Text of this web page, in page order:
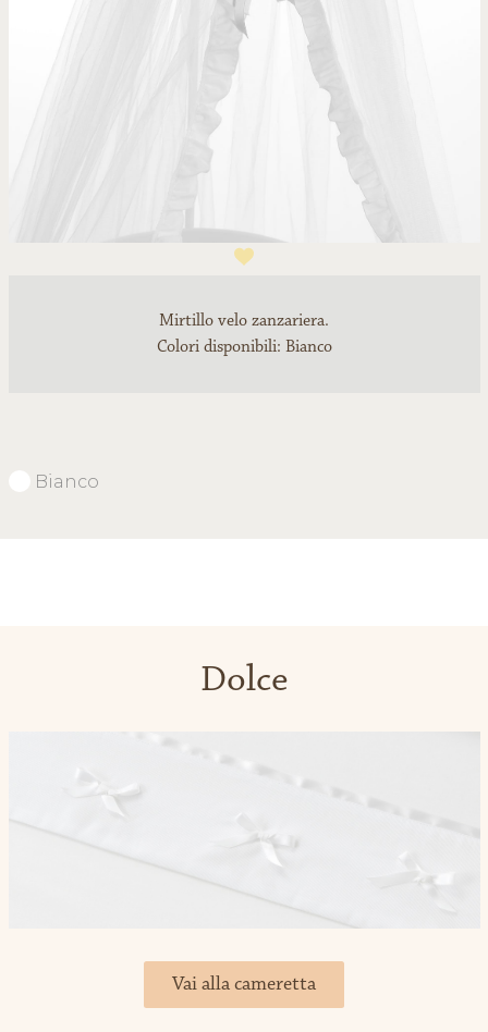
Mirtillo velo zanzariera.
Colori disponibili: Bianco
Bianco
Dolce
Vai alla cameretta